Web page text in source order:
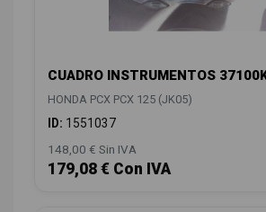
CUADRO INSTRUMENTOS
HONDA PCX PCX 125 (JK05)
ID: 1551037
148,00 € Sin IVA
179,08 € Con IVA